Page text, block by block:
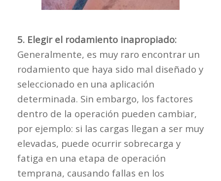
5. Elegir el rodamiento inapropiado:
Generalmente, es muy raro encontrar un
rodamiento que haya sido mal diseñado y
seleccionado en una aplicación
determinada. Sin embargo, los factores
dentro de la operación pueden cambiar,
por ejemplo: si las cargas llegan a ser muy
elevadas, puede ocurrir sobrecarga y
fatiga en una etapa de operación
temprana, causando fallas en los